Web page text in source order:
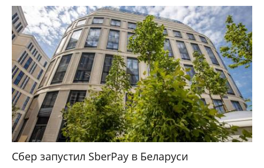
Сбер запустил SberPay в Беларуси